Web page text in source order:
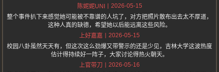
陈妮妮UNI
2026-05-15
整个事件扒下来感觉她可能被不靠谱的人坑了，对方把照片散布出去太不厚道，
这种人真的缺德，希望她以后能远离这些风险。
上好嘉嘉
2026-05-15
校园八卦虽然天天有，但这次这么劲爆又带警示的还是少见，吉林大学这波热度
估计得持续好一阵子，大家讨论得热火朝天。
上官带刀
2026-05-16